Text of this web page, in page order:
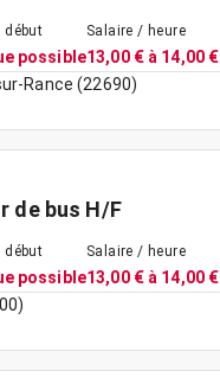
début
possible
Salaire / heure
13,00 € à 14,00 €
Rance (22690)
de bus H/F
début
possible
Salaire / heure
13,00 € à 14,00 €